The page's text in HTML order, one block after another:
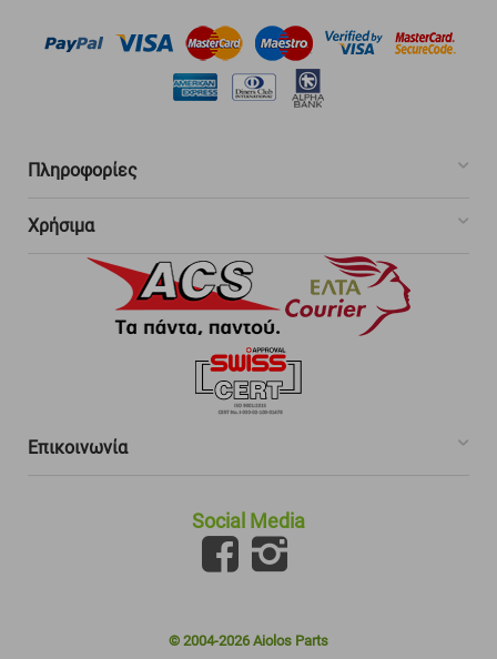
Πληροφορίες
Χρήσιμα
Επικοινωνία
Social Media
© 2004-2026 Aiolos Parts